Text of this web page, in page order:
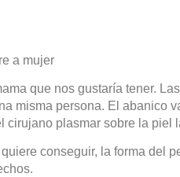
a mujer
que nos gustaría tener.
misma persona. El abanico
plasmar sobre la piel
conseguir, la forma del